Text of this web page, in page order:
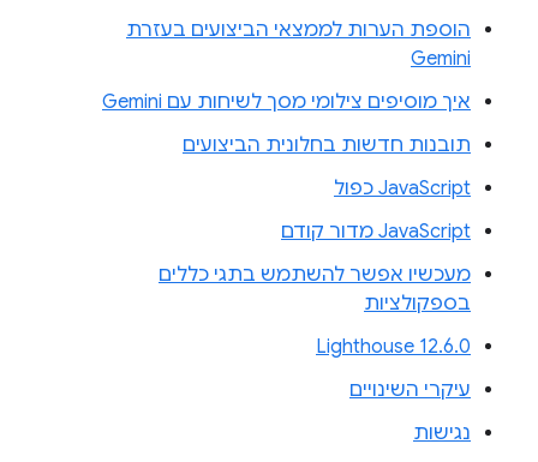
הוספת הערות לממצאי הביצועים בעזרת
Gemini
איך מוסיפים צילומי מסך לשיחות עם Gemini
תובנות חדשות בחלונית הביצועים
JavaScript כפול
JavaScript מדור קודם
מעכשיו אפשר להשתמש בתגי כללים
בספקולציות
Lighthouse 12.6.0
עיקרי השינויים
נגישות